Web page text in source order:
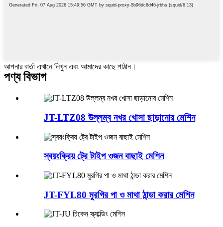
আপনার বার্তা এখানে লিখুন এবং আমাদের কাছে পাঠান।
পণ্য বিভাগ
JT-LTZ08 উল্লম্ব নখর খোসা ছাড়ানোর মেশিন
স্বয়ংক্রিয় ট্রে টাইপ ওজন বাছাই মেশিন
JT-FYL80 মুরগির পা ও মাথা ঠান্ডা করার মেশিন